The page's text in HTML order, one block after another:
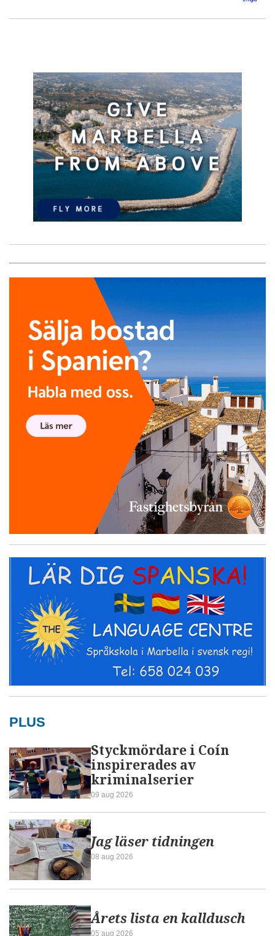
PLUS
Styckmördare i Coín
inspirerades av
kriminalserier
09 aug 2026
Jag läser tidningen
08 aug 2026
Årets lista en kalldusch
05 aug 2026